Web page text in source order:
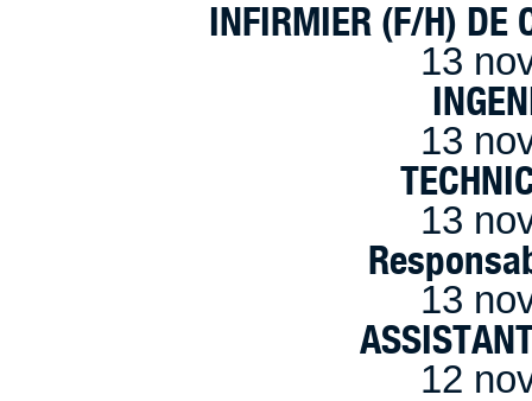
INFIRMIER (F/H) DE
13
13
13
13
12